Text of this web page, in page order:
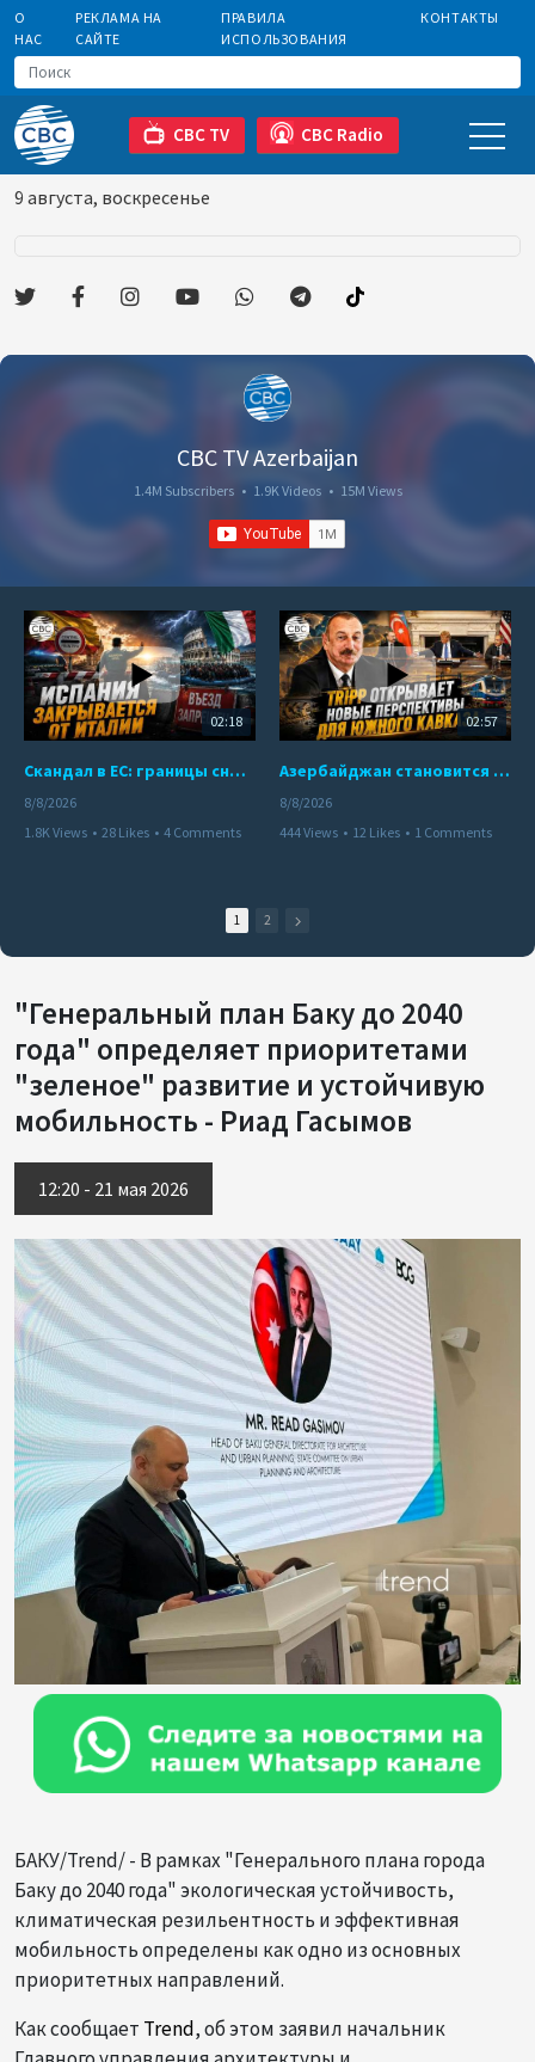
О
НАС
РЕКЛАМА НА
САЙТЕ
ПРАВИЛА
ИСПОЛЬЗОВАНИЯ
КОНТАКТЫ
CBC TV CBC Radio
9 августа, воскресенье
CBC TV Azerbaijan
1.4M Subscribers • 1.9K Videos • 15M Views
02:18
Скандал в ЕС: границы снова под контролем
8/8/2026
1.8K Views • 28 Likes • 4 Comments
02:57
Азербайджан становится мостом между Востоком и Западом
8/8/2026
444 Views • 12 Likes • 1 Comments
1 2
"Генеральный план Баку до 2040
года" определяет приоритетами
"зеленое" развитие и устойчивую
мобильность - Риад Гасымов
12:20 - 21 мая 2026
БАКУ/Trend/ - В рамках "Генерального плана города
Баку до 2040 года" экологическая устойчивость,
климатическая резильентность и эффективная
мобильность определены как одно из основных
приоритетных направлений.
Как сообщает Trend, об этом заявил начальник